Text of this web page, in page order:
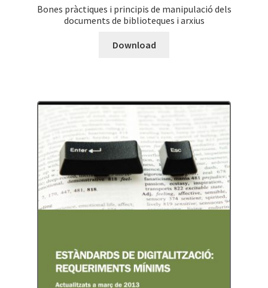
Bones pràctiques i principis de manipulació dels
documents de biblioteques i arxius
Download